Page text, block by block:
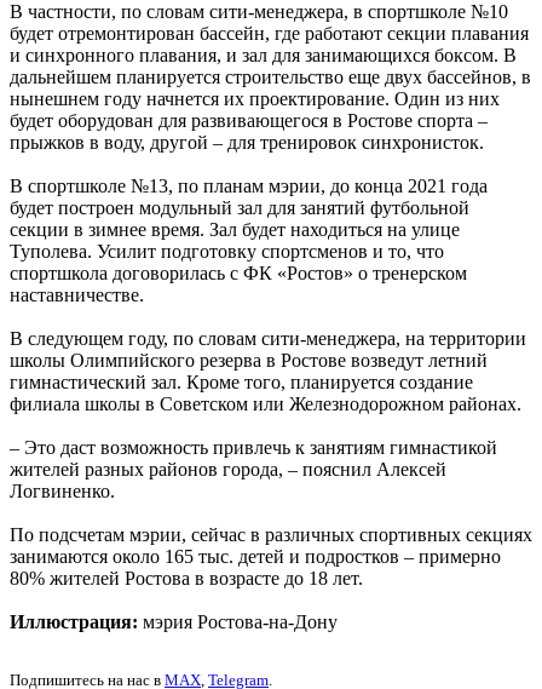
В частности, по словам сити-менеджера, в спортшколе №10
будет отремонтирован бассейн, где работают секции плавания
и синхронного плавания, и зал для занимающихся боксом. В
дальнейшем планируется строительство еще двух бассейнов, в
нынешнем году начнется их проектирование. Один из них
будет оборудован для развивающегося в Ростове спорта –
прыжков в воду, другой – для тренировок синхронисток.
В спортшколе №13, по планам мэрии, до конца 2021 года
будет построен модульный зал для занятий футбольной
секции в зимнее время. Зал будет находиться на улице
Туполева. Усилит подготовку спортсменов и то, что
спортшкола договорилась с ФК «Ростов» о тренерском
наставничестве.
В следующем году, по словам сити-менеджера, на территории
школы Олимпийского резерва в Ростове возведут летний
гимнастический зал. Кроме того, планируется создание
филиала школы в Советском или Железнодорожном районах.
– Это даст возможность привлечь к занятиям гимнастикой
жителей разных районов города, – пояснил Алексей
Логвиненко.
По подсчетам мэрии, сейчас в различных спортивных секциях
занимаются около 165 тыс. детей и подростков – примерно
80% жителей Ростова в возрасте до 18 лет.
Иллюстрация: мэрия Ростова-на-Дону
Подпишитесь на нас в MAX, Telegram.